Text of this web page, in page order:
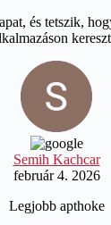
és tetszik,
Semih Kachcar
február 4. 2026
Legjobb apthoke